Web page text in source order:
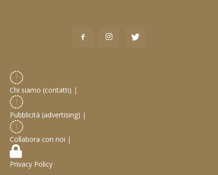
Chi siamo (contatti) |
Pubblicità (advertising) |
Collabora con noi |
Privacy Policy